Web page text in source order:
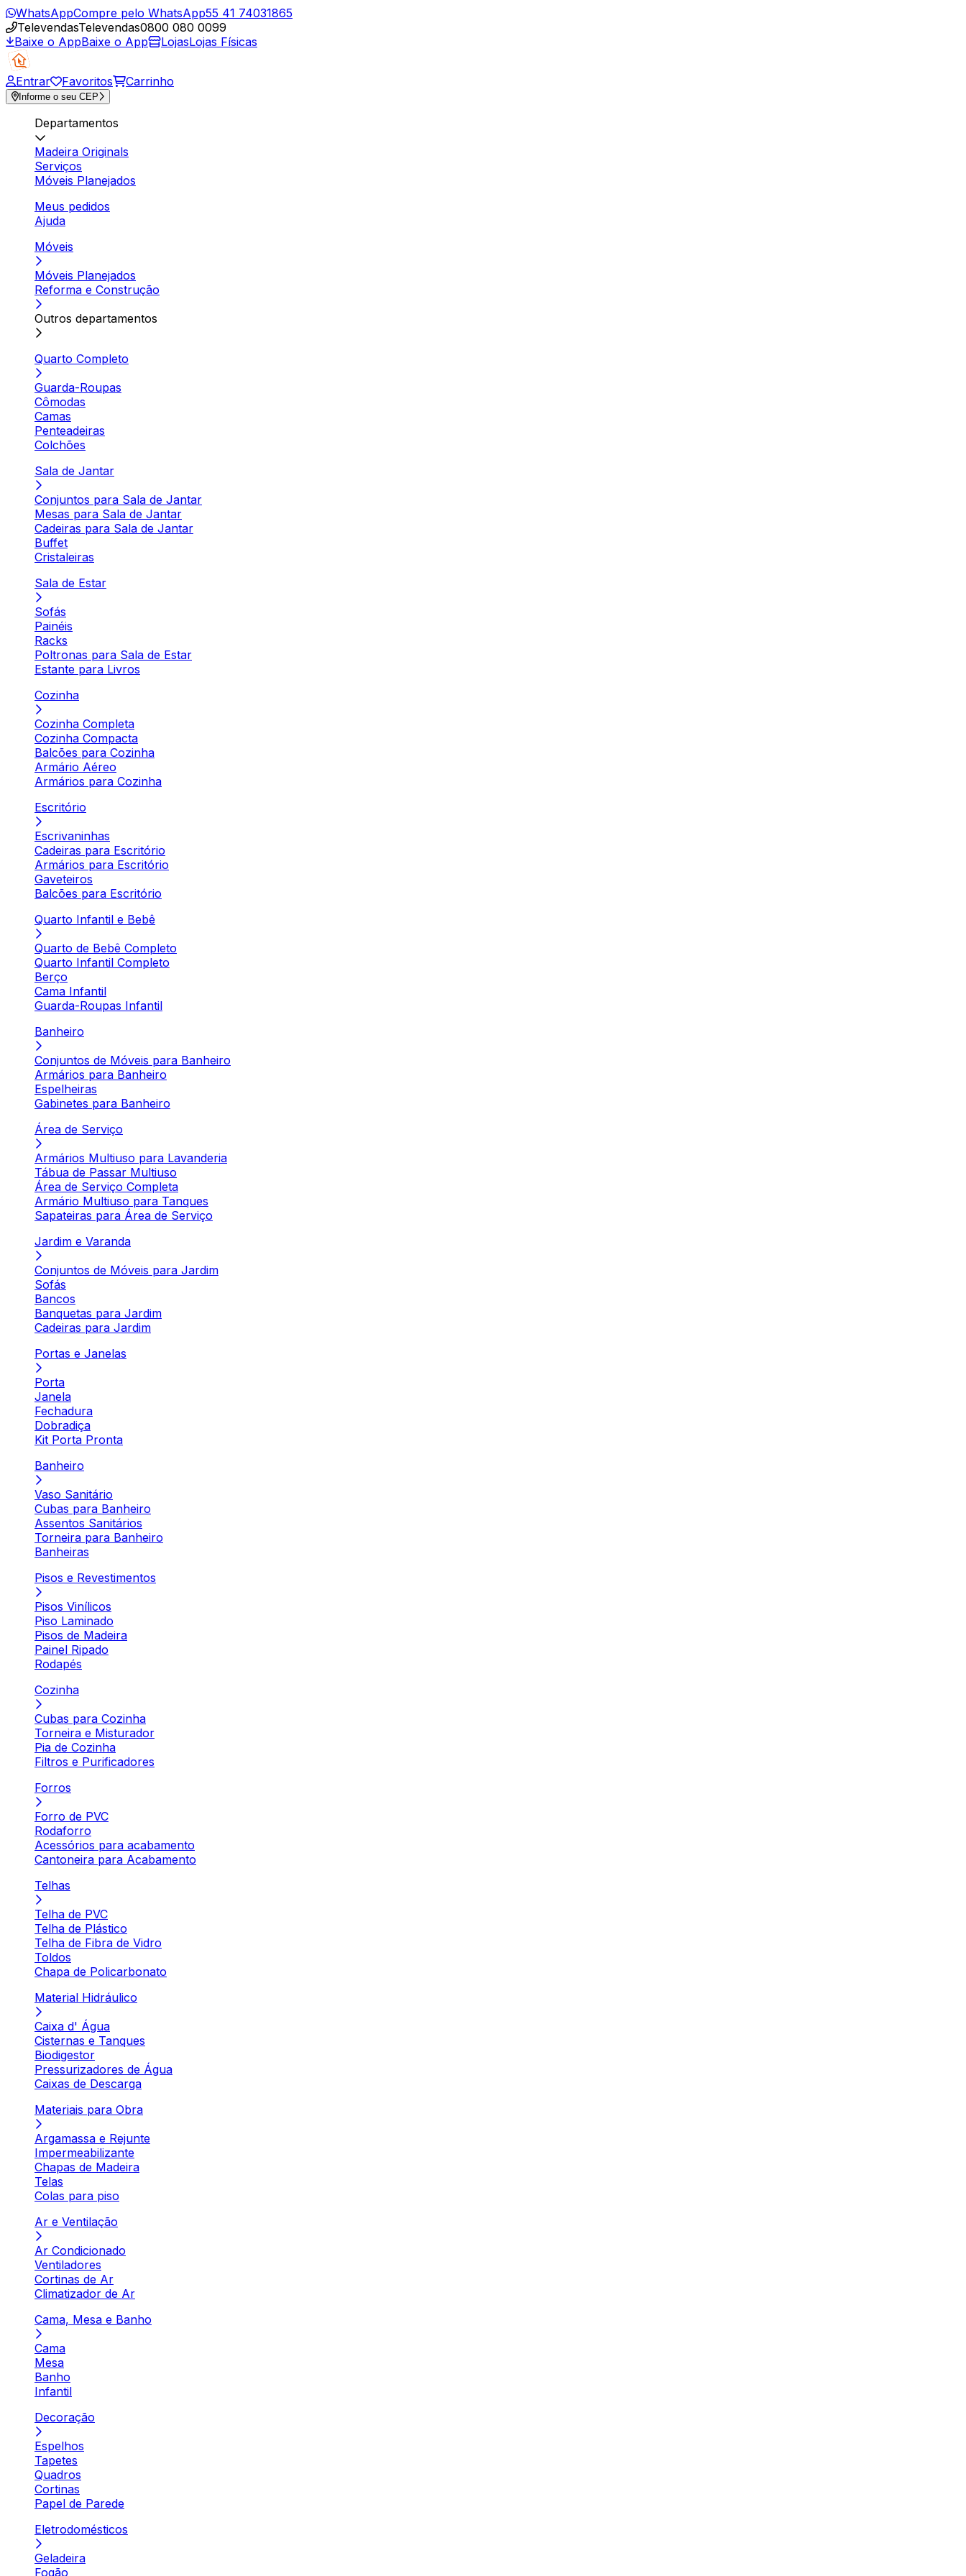
WhatsAppCompre pelo WhatsApp55 41 74031865
TelevendasTelevendas0800 080 0099
Baixe o AppBaixe o App LojasLojas Físicas
Entrar Favoritos Carrinho
Informe o seu CEP
Departamentos
Madeira Originals
Serviços
Móveis Planejados
Meus pedidos
Ajuda
Móveis
Móveis Planejados
Reforma e Construção
Outros departamentos
Quarto Completo
Guarda-Roupas
Cômodas
Camas
Penteadeiras
Colchões
Sala de Jantar
Conjuntos para Sala de Jantar
Mesas para Sala de Jantar
Cadeiras para Sala de Jantar
Buffet
Cristaleiras
Sala de Estar
Sofás
Painéis
Racks
Poltronas para Sala de Estar
Estante para Livros
Cozinha
Cozinha Completa
Cozinha Compacta
Balcões para Cozinha
Armário Aéreo
Armários para Cozinha
Escritório
Escrivaninhas
Cadeiras para Escritório
Armários para Escritório
Gaveteiros
Balcões para Escritório
Quarto Infantil e Bebê
Quarto de Bebê Completo
Quarto Infantil Completo
Berço
Cama Infantil
Guarda-Roupas Infantil
Banheiro
Conjuntos de Móveis para Banheiro
Armários para Banheiro
Espelheiras
Gabinetes para Banheiro
Área de Serviço
Armários Multiuso para Lavanderia
Tábua de Passar Multiuso
Área de Serviço Completa
Armário Multiuso para Tanques
Sapateiras para Área de Serviço
Jardim e Varanda
Conjuntos de Móveis para Jardim
Sofás
Bancos
Banquetas para Jardim
Cadeiras para Jardim
Portas e Janelas
Porta
Janela
Fechadura
Dobradiça
Kit Porta Pronta
Banheiro
Vaso Sanitário
Cubas para Banheiro
Assentos Sanitários
Torneira para Banheiro
Banheiras
Pisos e Revestimentos
Pisos Vinílicos
Piso Laminado
Pisos de Madeira
Painel Ripado
Rodapés
Cozinha
Cubas para Cozinha
Torneira e Misturador
Pia de Cozinha
Filtros e Purificadores
Forros
Forro de PVC
Rodaforro
Acessórios para acabamento
Cantoneira para Acabamento
Telhas
Telha de PVC
Telha de Plástico
Telha de Fibra de Vidro
Toldos
Chapa de Policarbonato
Material Hidráulico
Caixa d' Água
Cisternas e Tanques
Biodigestor
Pressurizadores de Água
Caixas de Descarga
Materiais para Obra
Argamassa e Rejunte
Impermeabilizante
Chapas de Madeira
Telas
Colas para piso
Ar e Ventilação
Ar Condicionado
Ventiladores
Cortinas de Ar
Climatizador de Ar
Cama, Mesa e Banho
Cama
Mesa
Banho
Infantil
Decoração
Espelhos
Tapetes
Quadros
Cortinas
Papel de Parede
Eletrodomésticos
Geladeira
Fogão